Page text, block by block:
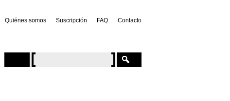
Quiénes somos Suscripción FAQ Contacto